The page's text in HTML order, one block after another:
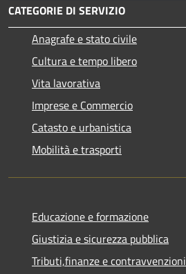
CATEGORIE DI SERVIZIO
Anagrafe e stato civile
Cultura e tempo libero
Vita lavorativa
Imprese e Commercio
Catasto e urbanistica
Mobilità e trasporti
Educazione e formazione
Giustizia e sicurezza pubblica
Tributi,finanze e contravvenzioni